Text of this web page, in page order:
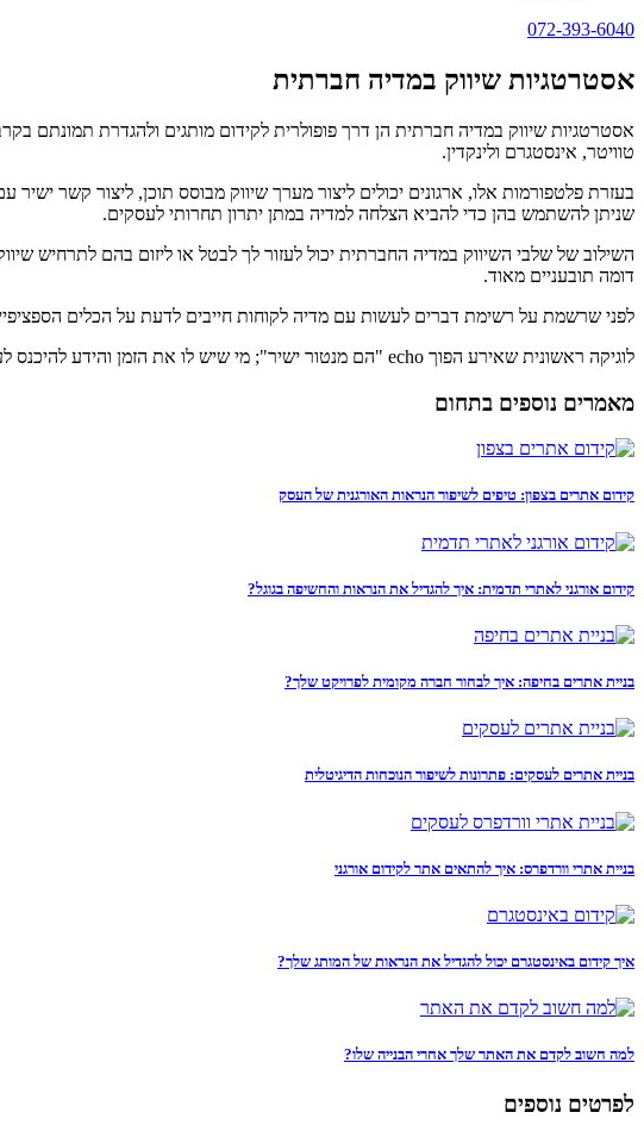
072-393-6040
אסטרטגיות שיווק במדיה חברתית
אסטרטגיות שיווק במדיה חברתית הן דרך פופולרית לקידום מותגים ולהגדרת תמונתם
טוויטר, אינסטגרם ולינקדין.
בעזרת פלטפורמות אלו, ארגונים יכולים ליצור מערך שיווק מבוסס תוכן, ליצור קשר
שניתן להשתמש בהן כדי להביא הצלחה למדיה במתן יתרון תחרותי לעסקים.
השילוב של שלבי השיווק במדיה החברתית יכול לעזור לך לבטל או ליזום בהם לתרחיש
דומה תובעניים מאוד.
לפני שרשמת על רשימת דברים לעשות עם מדיה לקוחות חייבים לדעת על הכלים
לוגיקה ראשונית שאירע הפוך echo "הם מנטור ישיר"; מי שיש לו את הזמן והידע להיכנס לעומק הנתונים , לשלב אותם זה וזה , לדקדק בכל אפשרות וניתוח יצירה מחדש.
מאמרים נוספים בתחום
קידום אתרים בצפון: טיפים לשיפור הנראות האורגנית של העסק
קידום אורגני לאתרי תדמית: איך להגדיל את הנראות והחשיפה בגוגל?
בניית אתרים בחיפה: איך לבחור חברה מקומית לפרויקט שלך?
בניית אתרים לעסקים: פתרונות לשיפור הנוכחות הדיגיטלית
בניית אתרי וורדפרס: איך להתאים אתר לקידום אורגני
איך קידום באינסטגרם יכול להגדיל את הנראות של המותג שלך?
למה חשוב לקדם את האתר שלך אחרי הבנייה שלו?
לפרטים נוספים